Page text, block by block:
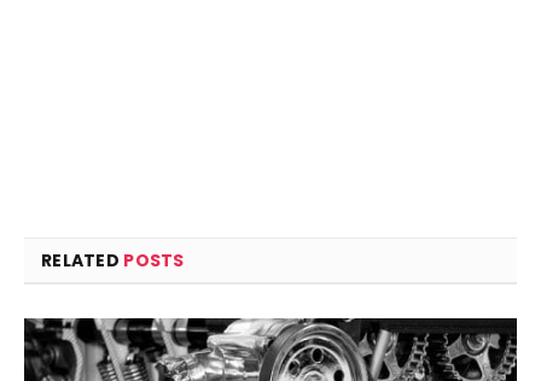
RELATED POSTS